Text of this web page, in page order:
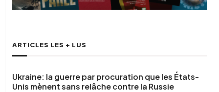
ARTICLES LES + LUS
Ukraine: la guerre par procuration que les États-
Unis mènent sans relâche contre la Russie